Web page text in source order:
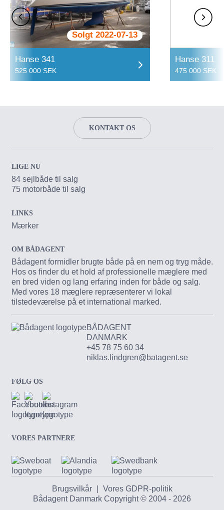
Solgt 2022-07-13
Hanse 341
525 000 SEK
Hanse 311
475 000 SEK
KONTAKT OS
LIGE NU
84 sejlbåde til salg
75 motorbåde til salg
LINKS
Mærker
OM BÅDAGENT
Bådagent formidler brugte både på en nem og tryg måde.
Hos os finder du et hold af professionelle mæglere med
en bred viden og lang erfaring inden for både og salg.
Med vores 18 mæglere repræsenterer vi lokal
tilstedeværelse på et international marked.
BÅDAGENT
DANMARK
+45 78 75 60 34
niklas.lindgren@batagent.se
FØLG OS
VORES PARTNERE
Brugsvilkår
Vores GDPR-politik
Bådagent Danmark Copyright © 2004 - 2026